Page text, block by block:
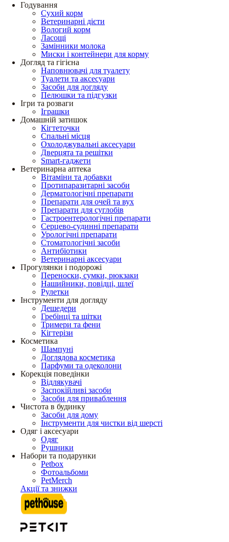
Годування
Сухий корм
Ветеринарні дієти
Вологий корм
Ласощі
Замінники молока
Миски і контейнери для корму
Догляд та гігієна
Наповнювачі для туалету
Туалети та аксесуари
Засоби для догляду
Пелюшки та підгузки
Ігри та розваги
Іграшки
Домашній затишок
Кігтеточки
Спальні місця
Охолоджувальні аксесуари
Дверцята та решітки
Smart-гаджети
Ветеринарна аптека
Вітаміни та добавки
Протипаразитарні засоби
Дерматологічні препарати
Препарати для очей та вух
Препарати для суглобів
Гастроентерологічні препарати
Серцево-судинні препарати
Урологічні препарати
Стоматологічні засоби
Антибіотики
Ветеринарні аксесуари
Прогулянки і подорожі
Переноски, сумки, рюкзаки
Нашийники, повідці, шлеї
Рулетки
Інструменти для догляду
Дешедери
Гребінці та щітки
Тримери та фени
Кігтерізи
Косметика
Шампуні
Доглядова косметика
Парфуми та одеколони
Корекція поведінки
Відлякувачі
Заспокійливі засоби
Засоби для приваблення
Чистота в будинку
Засоби для дому
Інструменти для чистки від шерсті
Одяг і аксесуари
Одяг
Рушники
Набори та подарунки
Petbox
Фотоальбоми
PetMerch
Акції та знижки